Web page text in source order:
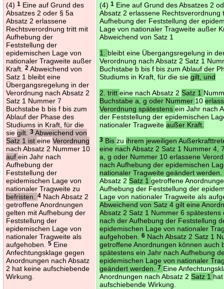
(4)1 Eine auf Grund des
Absatzes 2 oder § 5a
Absatz 2 erlassene
Rechtsverordnung tritt mit
Aufhebung der
Feststellung der
epidemischen Lage von
nationaler Tragweite außer
Kraft.2 Abweichend von
Satz 1 bleibt eine
Übergangsregelung in der
Verordnung nach Absatz 2
Satz 1 Nummer 7
Buchstabe b bis f bis zum
Ablauf der Phase des
Studiums in Kraft, für die
siegilt.3 Abweichend von
Satz 1 isteineVerordnung
nach Absatz 2 Nummer 10
aufein Jahr nach
Aufhebung der
Feststellung der
epidemischen Lage von
nationaler Tragweite zu
befristen.4 Nach Absatz 2
getroffene Anordnungen
gelten mit Aufhebung der
Feststellung der
epidemischen Lage von
nationaler Tragweite als
aufgehoben.5 Eine
Anfechtungsklage gegen
Anordnungen nach Absatz
2 hat keine aufschiebende
Wirkung.
(4)1 Eine auf Grund des Absatzes 2
Absatz 2 erlassene Rechtsverordnung
Aufhebung der Feststellung der
Lage von nationaler Tragweite außer
Abweichend von Satz 1
1. bleibt eine Übergangsregelung in
Verordnung nach Absatz 2 Satz 1
Buchstabe b bis f bis zum Ablauf der
Studiums in Kraft, für die siegilt, und
2. tritteine nach Absatz 2Satz 1
Buchstabe a, g oder Nummer 10
Verordnung spätestensein Jahr nach
der Feststellung der epidemischen
nationaler Tragweiteaußer Kraft.
3 Biszu ihrem jeweiligen
eine nach Absatz 2 Satz 1 Nummer 4,
a, g oder Nummer 10 erlassene
nach Aufhebung der epidemischen
nationaler Tragweite geändert werden.
Absatz 2Satz 1getroffene
Aufhebung der Feststellung der
Lage von nationaler Tragweite als
Abweichend von Satz 4 gilt eine
Absatz 2 Satz 1 Nummer 6 spätestens
nach der Aufhebung der Feststellung
epidemischen Lage von nationaler
aufgehoben.6 Nach Absatz 2 Satz 1
getroffene Anordnungen können auch
spätestens ein Jahr nach Aufhebung
epidemischen Lage von nationaler
geändert werden.7 Eine
Anordnungen nach Absatz 2Satz 1
aufschiebende Wirkung.